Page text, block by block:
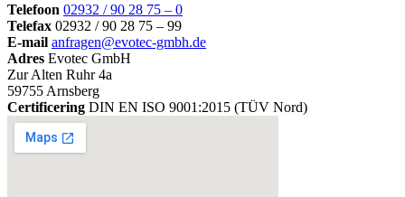
Telefoon 02932 / 90 28 75 – 0
Telefax 02932 / 90 28 75 – 99
E-mail anfragen@evotec-gmbh.de
Adres Evotec GmbH
Zur Alten Ruhr 4a
59755 Arnsberg
Certificering DIN EN ISO 9001:2015 (TÜV Nord)